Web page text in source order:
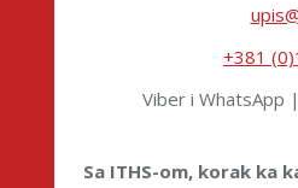
+381
Viber i
Sa ITHS-om, korak ka